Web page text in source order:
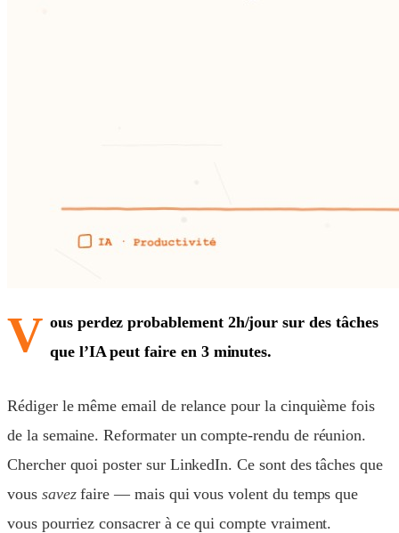
V ous perdez probablement 2h/jour sur des tâches
que l’IA peut faire en 3 minutes.
Rédiger le même email de relance pour la cinquième fois
de la semaine. Reformater un compte-rendu de réunion.
Chercher quoi poster sur LinkedIn. Ce sont des tâches que
vous savezfaire — mais qui vous volent du temps que
vous pourriez consacrer à ce qui compte vraiment.